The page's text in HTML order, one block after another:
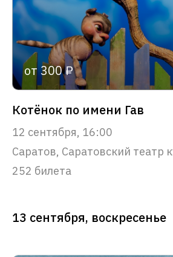
от 300 ₽
Котёнок по имени Гав
12 сентября, 16:00
Саратов, Саратовский театр
252 билета
13 сентября, воскресенье